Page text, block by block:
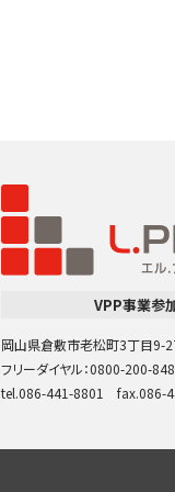
VPP事業参
岡山県倉敷市老松町3丁目9-
フリーダイヤル：0800-200-
tel.086-441-8801 fax.086-